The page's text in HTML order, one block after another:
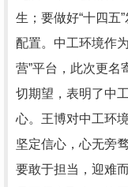
生；要做好“十四五
配置。中工环境作
营”平台，此次更名
切期望，表明了中
心。王博对中工环
坚定信心，心无旁
要敢于担当，迎难